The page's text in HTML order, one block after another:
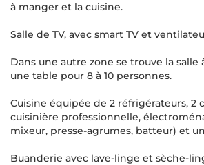
à manger et la cuisine.
Salle de TV, avec smart TV et
Dans une autre zone se trouve la salle
une table pour 8 à 10 personnes.
Cuisine équipée de 2 réfrigérateurs, 2
cuisinière professionnelle,
mixeur, presse-agrumes, batteur) et
Buanderie avec lave-linge et sèche-